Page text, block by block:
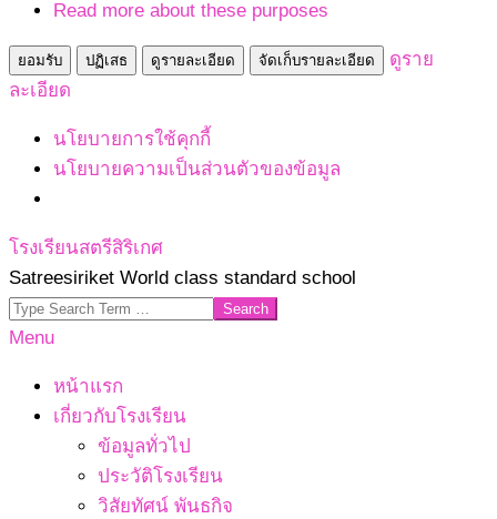
Read more about these purposes
ยอมรับ ปฏิเสธ ดูรายละเอียด จัดเก็บรายละเอียด
ดูราย
ละเอียด
นโยบายการใช้คุกกี้
นโยบายความเป็นส่วนตัวของข้อมูล
Skip
to
content
โรงเรียนสตรีสิริเกศ
Satreesiriket World class standard school
Search
Primary
Menu
หน้าแรก
เกี่ยวกับโรงเรียน
ข้อมูลทั่วไป
ประวัติโรงเรียน
วิสัยทัศน์ พันธกิจ